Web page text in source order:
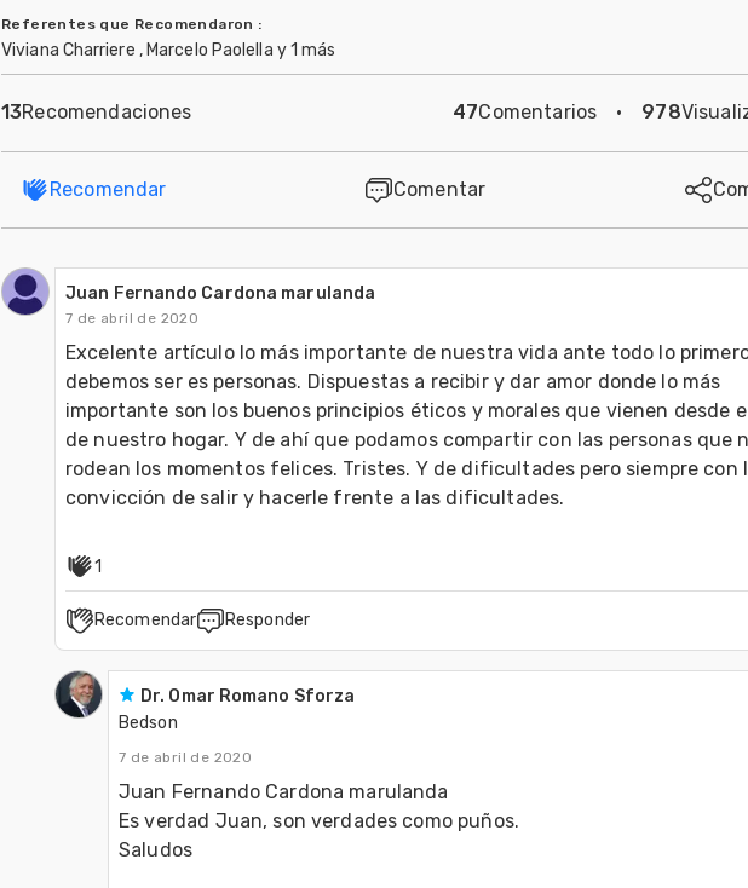
Referentes que Recomendaron :
Viviana Charriere , Marcelo Paolella y 1 más
13Recomendaciones 47Comentarios · 978
Recomendar Comentar
Juan Fernando Cardona marulanda
7 de abril de 2020
Excelente artículo lo más importante de nuestra vida ante todo lo
debemos ser es personas. Dispuestas a recibir y dar amor donde lo más
importante son los buenos principios éticos y morales que vienen desde
de nuestro hogar. Y de ahí que podamos compartir con las personas que
rodean los momentos felices. Tristes. Y de dificultades pero siempre con
convicción de salir y hacerle frente a las dificultades.
1
Recomendar Responder
Dr. Omar Romano Sforza
Bedson
7 de abril de 2020
Juan Fernando Cardona marulanda
Es verdad Juan, son verdades como puños.
Saludos